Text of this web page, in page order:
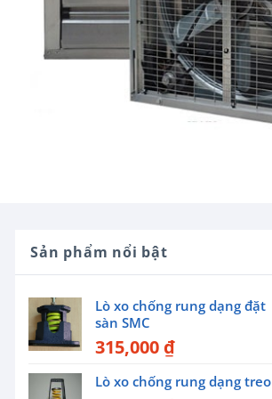
Sản phẩm nổi bật
Lò xo chống rung dạng đặt
sàn SMC
315,000 ₫
Lò xo chống rung dạng treo